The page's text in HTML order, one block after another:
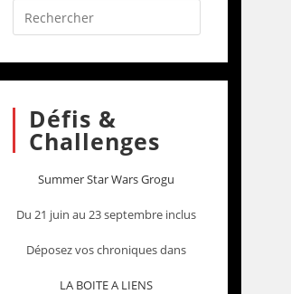
Défis &
Challenges
Summer Star Wars Grogu
Du 21 juin au 23 septembre inclus
Déposez vos chroniques dans
LA BOITE A LIENS